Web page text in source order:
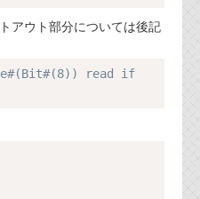
アウト部分については後記
read if Copy